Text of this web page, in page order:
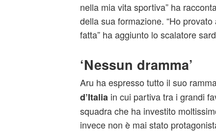
nella mia vita sportiva” ha
della sua formazione. “Ho provato
fatta” ha aggiunto lo scalatore
‘Nessun dramma’
Aru ha espresso tutto il suo
d’Italia in cui partiva tra i grandi
squadra che ha investito
invece non è mai stato